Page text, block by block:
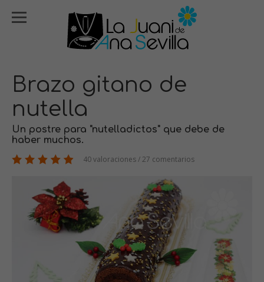
Brazo gitano de
nutella
Un postre para "nutelladictos" que debe de
haber muchos.
40 valoraciones / 27 comentarios